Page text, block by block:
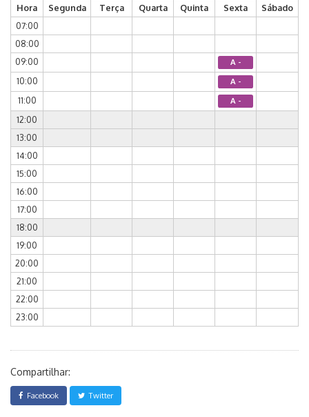
Hora Segunda Terça Quarta Quinta Sexta
Sábado
07:00
08:00
09:00
A -
10:00 A -
11:00 A -
12:00
13:00
14:00
15:00
16:00
17:00
18:00
19:00
20:00
21:00
22:00
23:00
Compartilhar:
Facebook Twitter